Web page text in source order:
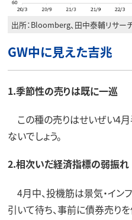
出所：Bloomberg、田中泰輔リサー
GW中に見えた吉兆
1.季節性の売りは既に一巡
この種の売りはせいぜい4
ないでしょう。
2.相次いだ経済指標の弱振れ
4月中、投機筋は景気・イン
引いて待ち、事前に債券売り